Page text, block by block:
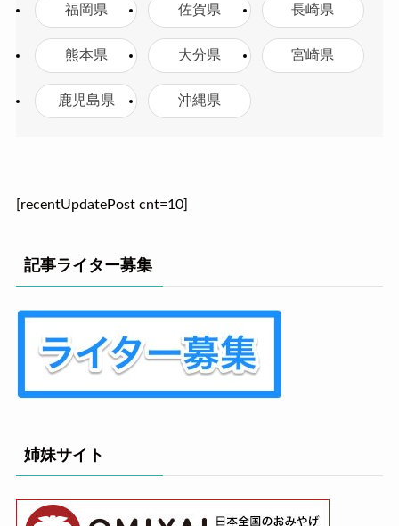
福岡県 佐賀県 長崎県
熊本県 大分県 宮崎県
鹿児島県 沖縄県
[recentUpdatePost cnt=10]
記事ライター募集
姉妹サイト